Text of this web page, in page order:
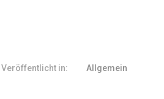
Veröffentlicht in: Allgemein